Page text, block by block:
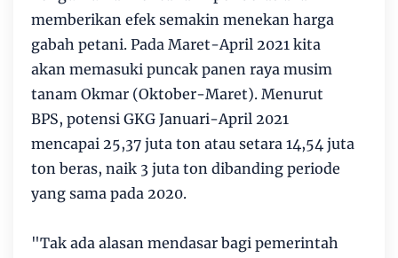
memberikan efek semakin menekan harga
gabah petani. Pada Maret-April 2021 kita
akan memasuki puncak panen raya musim
tanam Okmar (Oktober-Maret). Menurut
BPS, potensi GKG Januari-April 2021
mencapai 25,37 juta ton atau setara 14,54 juta
ton beras, naik 3 juta ton dibanding periode
yang sama pada 2020.
"Tak ada alasan mendasar bagi pemerintah